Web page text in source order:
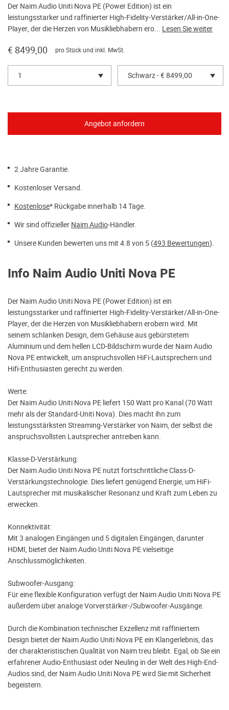
Der Naim Audio Uniti Nova PE (Power Edition) ist ein
leistungsstarker und raffinierter High-Fidelity-Verstärker/All-in-One-
Player, der die Herzen von Musikliebhabern ero... Lesen Sie weiter
€ 8499,00 pro Stück und inkl. MwSt.
1 Schwarz - € 8499,00
2 Jahre Garantie.
Kostenloser Versand.
Kostenlose* Rückgabe innerhalb 14 Tage.
Wir sind offizieller Naim Audio-Händler.
Unsere Kunden bewerten uns mit 4.8 von 5 (493 Bewertungen).
Info Naim Audio Uniti Nova PE
Der Naim Audio Uniti Nova PE (Power Edition) ist ein
leistungsstarker und raffinierter High-Fidelity-Verstärker/All-in-One-
Player, der die Herzen von Musikliebhabern erobern wird. Mit
seinem schlanken Design, dem Gehäuse aus gebürstetem
Aluminium und dem hellen LCD-Bildschirm wurde der Naim Audio
Nova PE entwickelt, um anspruchsvollen HiFi-Lautsprechern und
Hifi-Enthusiasten gerecht zu werden.
Werte:
Der Naim Audio Uniti Nova PE liefert 150 Watt pro Kanal (70 Watt
mehr als der Standard-Uniti Nova). Dies macht ihn zum
leistungsstärksten Streaming-Verstärker von Naim, der selbst die
anspruchsvollsten Lautsprecher antreiben kann.
Klasse-D-Verstärkung:
Der Naim Audio Uniti Nova PE nutzt fortschrittliche Class-D-
Verstärkungstechnologie. Dies liefert genügend Energie, um HiFi-
Lautsprecher mit musikalischer Resonanz und Kraft zum Leben zu
erwecken.
Konnektivität:
Mit 3 analogen Eingängen und 5 digitalen Eingängen, darunter
HDMI, bietet der Naim Audio Uniti Nova PE vielseitige
Anschlussmöglichkeiten.
Subwoofer-Ausgang:
Für eine flexible Konfiguration verfügt der Naim Audio Uniti Nova PE
außerdem über analoge Vorverstärker-/Subwoofer-Ausgänge.
Durch die Kombination technischer Exzellenz mit raffiniertem
Design bietet der Naim Audio Uniti Nova PE ein Klangerlebnis, das
der charakteristischen Qualität von Naim treu bleibt. Egal, ob Sie ein
erfahrener Audio-Enthusiast oder Neuling in der Welt des High-End-
Audios sind, der Naim Audio Uniti Nova PE wird Sie mit Sicherheit
begeistern.